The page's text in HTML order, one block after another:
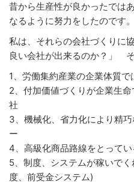
昔から生産性が良かったでは
なるように努力をしたのです。
私は、それらの会社づくりに
良い会社が出来るのか？」
1、労働集約産業の企業体質
2、付加価値づくりが企業生
社
3、機械化、省力化により精
ー
4、高級化商品路線をとって
5、制度、システムが稼いで
度、前受金システム)